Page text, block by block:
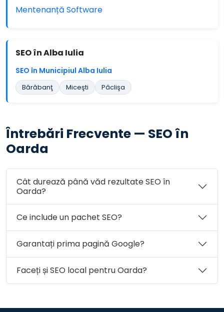
Mentenanță Software
SEO în Alba Iulia
SEO în Municipiul Alba Iulia
Bărăbanţ Miceşti Pâclişa
Întrebări Frecvente — SEO în
Oarda
Cât durează până văd rezultate SEO în
Oarda?
Ce include un pachet SEO?
Garantați prima pagină Google?
Faceți și SEO local pentru Oarda?